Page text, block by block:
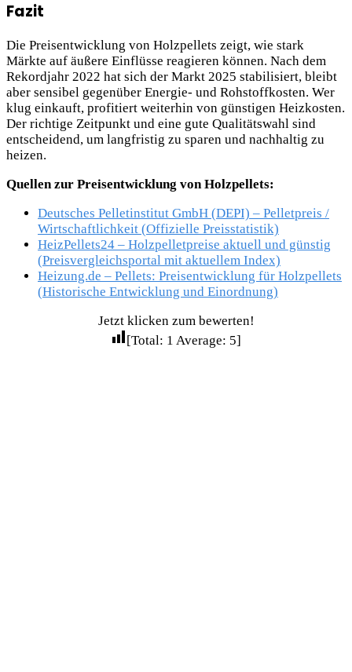
Fazit
Die Preisentwicklung von Holzpellets zeigt, wie stark
Märkte auf äußere Einflüsse reagieren können. Nach dem
Rekordjahr 2022 hat sich der Markt 2025 stabilisiert, bleibt
aber sensibel gegenüber Energie- und Rohstoffkosten. Wer
klug einkauft, profitiert weiterhin von günstigen Heizkosten.
Der richtige Zeitpunkt und eine gute Qualitätswahl sind
entscheidend, um langfristig zu sparen und nachhaltig zu
heizen.
Quellen zur Preisentwicklung von Holzpellets:
Deutsches Pelletinstitut GmbH (DEPI) – Pelletpreis /
Wirtschaftlichkeit (Offizielle Preisstatistik)
HeizPellets24 – Holzpelletpreise aktuell und günstig
(Preisvergleichsportal mit aktuellem Index)
Heizung.de – Pellets: Preisentwicklung für Holzpellets
(Historische Entwicklung und Einordnung)
Jetzt klicken zum bewerten!
[Total: 1 Average: 5]